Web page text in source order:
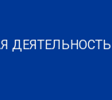
ДЕЯТЕЛЬНОСТЬ